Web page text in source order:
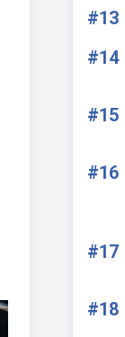
#13
#14
#15
#16
#17
#18